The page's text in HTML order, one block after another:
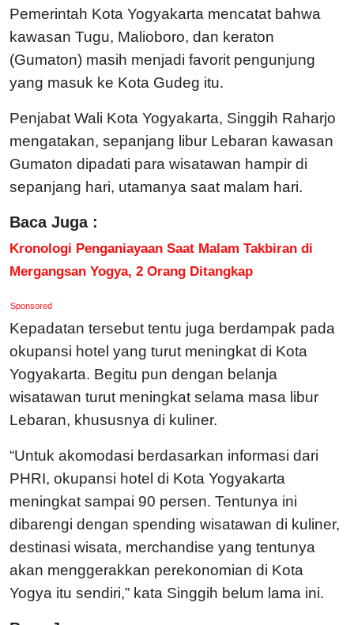
Pemerintah Kota Yogyakarta mencatat bahwa
kawasan Tugu, Malioboro, dan keraton
(Gumaton) masih menjadi favorit pengunjung
yang masuk ke Kota Gudeg itu.
Penjabat Wali Kota Yogyakarta, Singgih Raharjo
mengatakan, sepanjang libur Lebaran kawasan
Gumaton dipadati para wisatawan hampir di
sepanjang hari, utamanya saat malam hari.
Baca Juga :
Kronologi Penganiayaan Saat Malam Takbiran di
Mergangsan Yogya, 2 Orang Ditangkap
Sponsored
Kepadatan tersebut tentu juga berdampak pada
okupansi hotel yang turut meningkat di Kota
Yogyakarta. Begitu pun dengan belanja
wisatawan turut meningkat selama masa libur
Lebaran, khususnya di kuliner.
“Untuk akomodasi berdasarkan informasi dari
PHRI, okupansi hotel di Kota Yogyakarta
meningkat sampai 90 persen. Tentunya ini
dibarengi dengan spending wisatawan di kuliner,
destinasi wisata, merchandise yang tentunya
akan menggerakkan perekonomian di Kota
Yogya itu sendiri,” kata Singgih belum lama ini.